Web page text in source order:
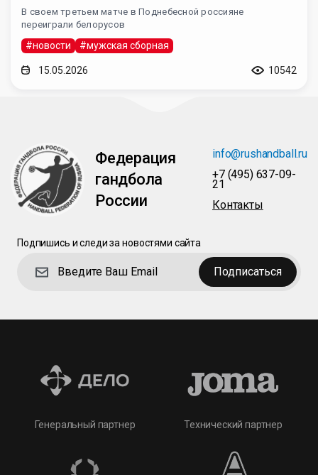
В своем третьем матче в Поднебесной россияне
переиграли белорусов
#новости #мужская сборная
15.05.2026 10542
Федерация
гандбола
России
info@rushandball.ru
+7 (495) 637-09-
21
Контакты
Подпишись и следи за новостями сайта
Подписаться
Генеральный партнер Технический партнер